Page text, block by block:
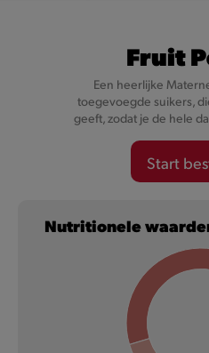
Crème de la
crumble van nog méér
wegsmelten
Meer
Fruit
Een heerlijke
toegevoegde suikers,
geeft, zodat je de hele
Start
Nutritionele